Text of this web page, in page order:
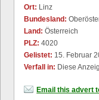
Ort: Linz
Bundesland:
Land: Österreich
PLZ: 4020
Gelistet: 15. Februar
Verfall in: Diese
Email this advert